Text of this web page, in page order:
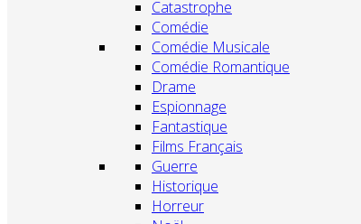
Catastrophe
Comédie
Comédie Musicale
Comédie Romantique
Drame
Espionnage
Fantastique
Films Français
Guerre
Historique
Horreur